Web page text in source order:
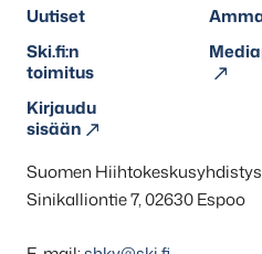
Uutiset
Ski.fi:n
toimitus
Kirjaudu
sisään
Suomen
Sinikalliontie 7, 02630 Espoo